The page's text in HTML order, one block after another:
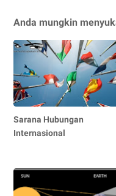
Anda mungkin
Sarana Hubungan
Internasional